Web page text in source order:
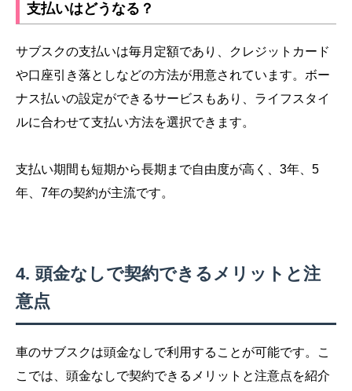
支払いはどうなる？
サブスクの支払いは毎月定額であり、クレジットカード
や口座引き落としなどの方法が用意されています。ボー
ナス払いの設定ができるサービスもあり、ライフスタイ
ルに合わせて支払い方法を選択できます。
支払い期間も短期から長期まで自由度が高く、3年、5
年、7年の契約が主流です。
頭金なしで契約できるメリットと注
意点
車のサブスクは頭金なしで利用することが可能です。こ
こでは、頭金なしで契約できるメリットと注意点を紹介